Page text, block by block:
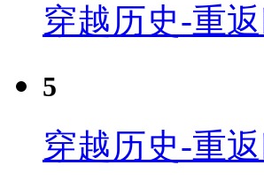
穿越历史-重
5
穿越历史-重